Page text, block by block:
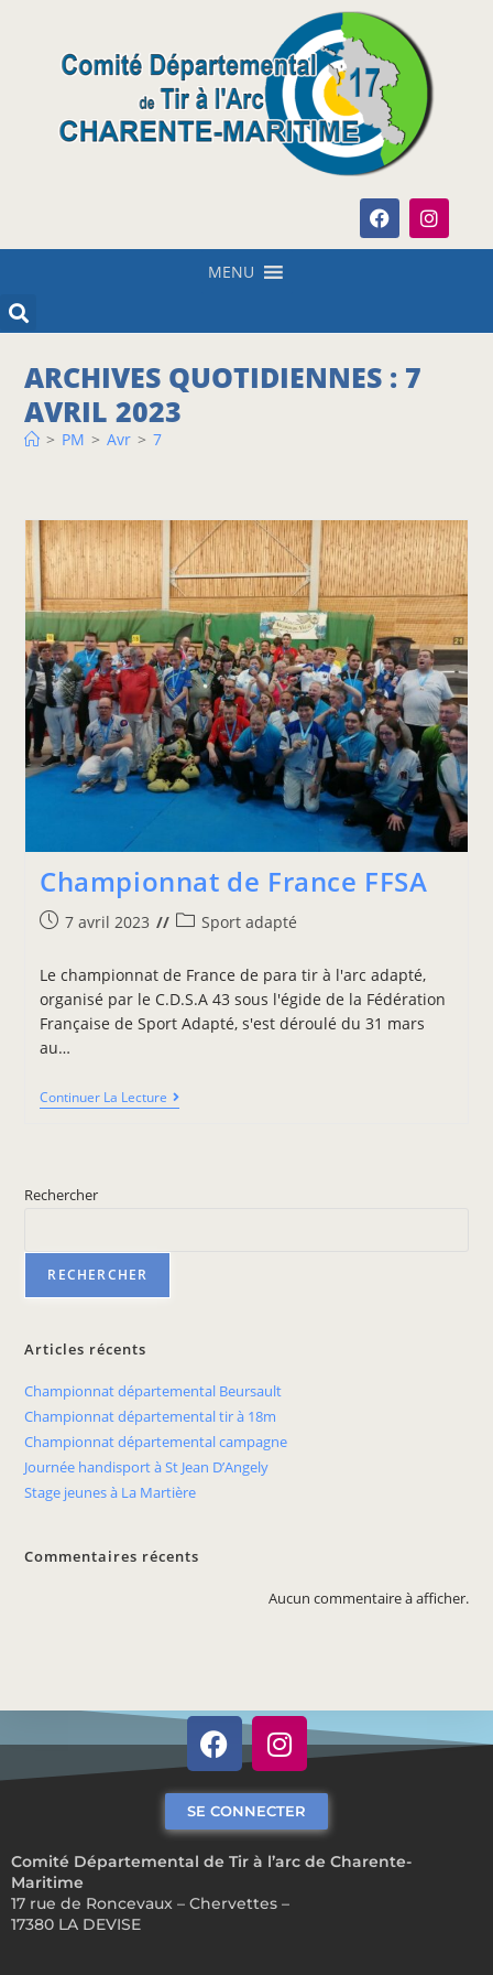
MENU
ARCHIVES QUOTIDIENNES : 7
AVRIL 2023
> PM > Avr > 7
Championnat de France FFSA
7 avril 2023 Sport adapté
Le championnat de France de para tir à l'arc adapté,
organisé par le C.D.S.A 43 sous l'égide de la Fédération
Française de Sport Adapté, s'est déroulé du 31 mars
au…
Continuer La Lecture
Rechercher
RECHERCHER
Articles récents
Championnat départemental Beursault
Championnat départemental tir à 18m
Championnat départemental campagne
Journée handisport à St Jean D’Angely
Stage jeunes à La Martière
Commentaires récents
Aucun commentaire à afficher.
Comité Départemental de Tir à l’arc de Charente-
Maritime
17 rue de Roncevaux – Chervettes –
17380 LA DEVISE
SE CONNECTER